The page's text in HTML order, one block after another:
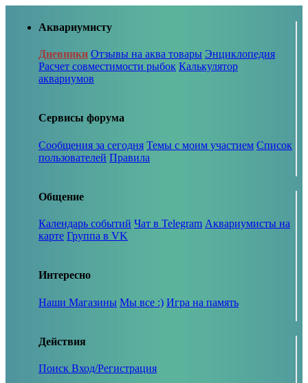
Аквариумисту
Дневники Отзывы на аква товары Энциклопедия
Расчет совместимости рыбок Калькулятор
аквариумов
Сервисы форума
Сообщения за сегодня Темы с моим участием Список
пользователей Правила
Общение
Календарь событий Чат в Telegram Аквариумисты на
карте Группа в VK
Интересно
Наши Магазины Мы все :) Игра на память
Действия
Поиск Вход/Регистрация